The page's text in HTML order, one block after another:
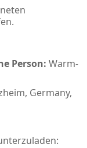
Person: Warm-
Germany,